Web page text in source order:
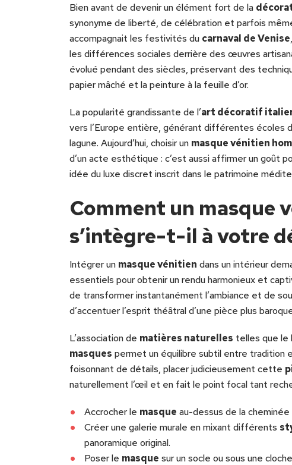
Bien avant de devenir un élément fort de la
synonyme de liberté, de célébration et parfois
accompagnait les festivités du carnaval de Venise
les différences sociales derrière des œuvres
évolué pendant des siècles, préservant des
papier mâché et la peinture à la feuille d’or.
La popularité grandissante de l’art décoratif
vers l’Europe entière, générant différentes écoles
lagune. Aujourd’hui, choisir un masque vénitien
d’un acte esthétique : c’est aussi affirmer un goût
idée du luxe discret inscrit dans le patrimoine
Comment un masque
s’intègre-t-il à votre
Intégrer un masque vénitien dans un intérieur
essentiels pour obtenir un rendu harmonieux et
de transformer instantanément l’ambiance et de
d’accentuer l’esprit théâtral d’une pièce plus
L’association de matières naturelles telles que le
masques permet un équilibre subtil entre tradition
foisonnant de détails, placer judicieusement cette
naturellement l’œil et en fait le point focal tant
Accrocher le masque au-dessus de la
Créer une galerie murale en mixant différents
panoramique original.
Poser le masque sur un socle ou sous une